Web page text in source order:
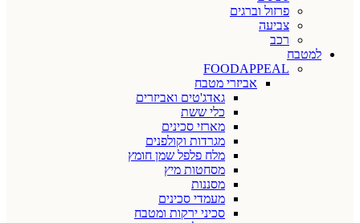
פרזול וברגים
צביעה
רכב
למטבח
FOODAPPEAL
אביזרי מטבח
גאדג'טים ואביזרים
כלי ששת
מארזי סכינים
מגרדות וקולפנים
מלח פלפל שמן חומץ
מסחטות מיץ
מסננות
מעמדי סכינים
סכיני ירקות ומטבח